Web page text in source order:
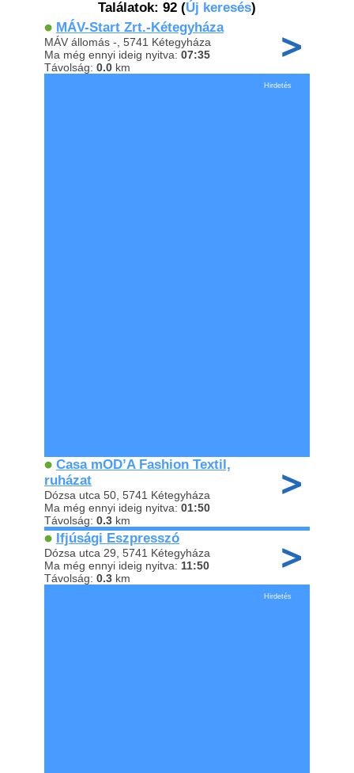
Találatok: 92 (Új keresés)
MÁV-Start Zrt.-Kétegyháza
MÁV állomás -, 5741 Kétegyháza
Ma még ennyi ideig nyitva: 07:35
Távolság: 0.0 km
Hirdetés
Casa mOD’A Fashion Textil,
ruházat
Dózsa utca 50, 5741 Kétegyháza
Ma még ennyi ideig nyitva: 01:50
Távolság: 0.3 km
Ifjúsági Eszpresszó
Dózsa utca 29, 5741 Kétegyháza
Ma még ennyi ideig nyitva: 11:50
Távolság: 0.3 km
Hirdetés